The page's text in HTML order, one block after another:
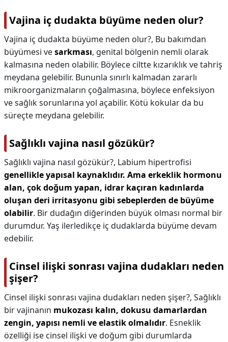
Vajina iç dudakta büyüme neden olur?
Vajina iç dudakta büyüme neden olur?, Bu bakımdan
büyümesi vesarkması, genital bölgenin nemli olarak
kalmasına neden olabilir. Böylece ciltte kızarıklık ve tahriş
meydana gelebilir. Bununla sınırlı kalmadan zararlı
mikroorganizmaların çoğalmasına, böylece enfeksiyon
ve sağlık sorunlarına yol açabilir. Kötü kokular da bu
süreçte meydana gelebilir.
Sağlıklı vajina nasıl gözükür?
Sağlıklı vajina nasıl gözükür?, Labium hipertrofisi
genellikle yapısal kaynaklıdır. Ama erkeklik hormonu
alan, çok doğum yapan, idrar kaçıran kadınlarda
oluşan deri irritasyonu gibi sebeplerden de büyüme
olabilir. Bir dudağın diğerinden büyük olması normal bir
durumdur. Yaş ilerledikçe iç dudaklarda büyüme devam
edebilir.
Cinsel ilişki sonrası vajina dudakları neden
şişer?
Cinsel ilişki sonrası vajina dudakları neden şişer?, Sağlıklı
bir vajinanın mukozası kalın, dokusu damarlardan
zengin, yapısı nemli ve elastik olmalıdır. Esneklik
özelliği ise cinsel ilişki ve doğum gibi durumlarda